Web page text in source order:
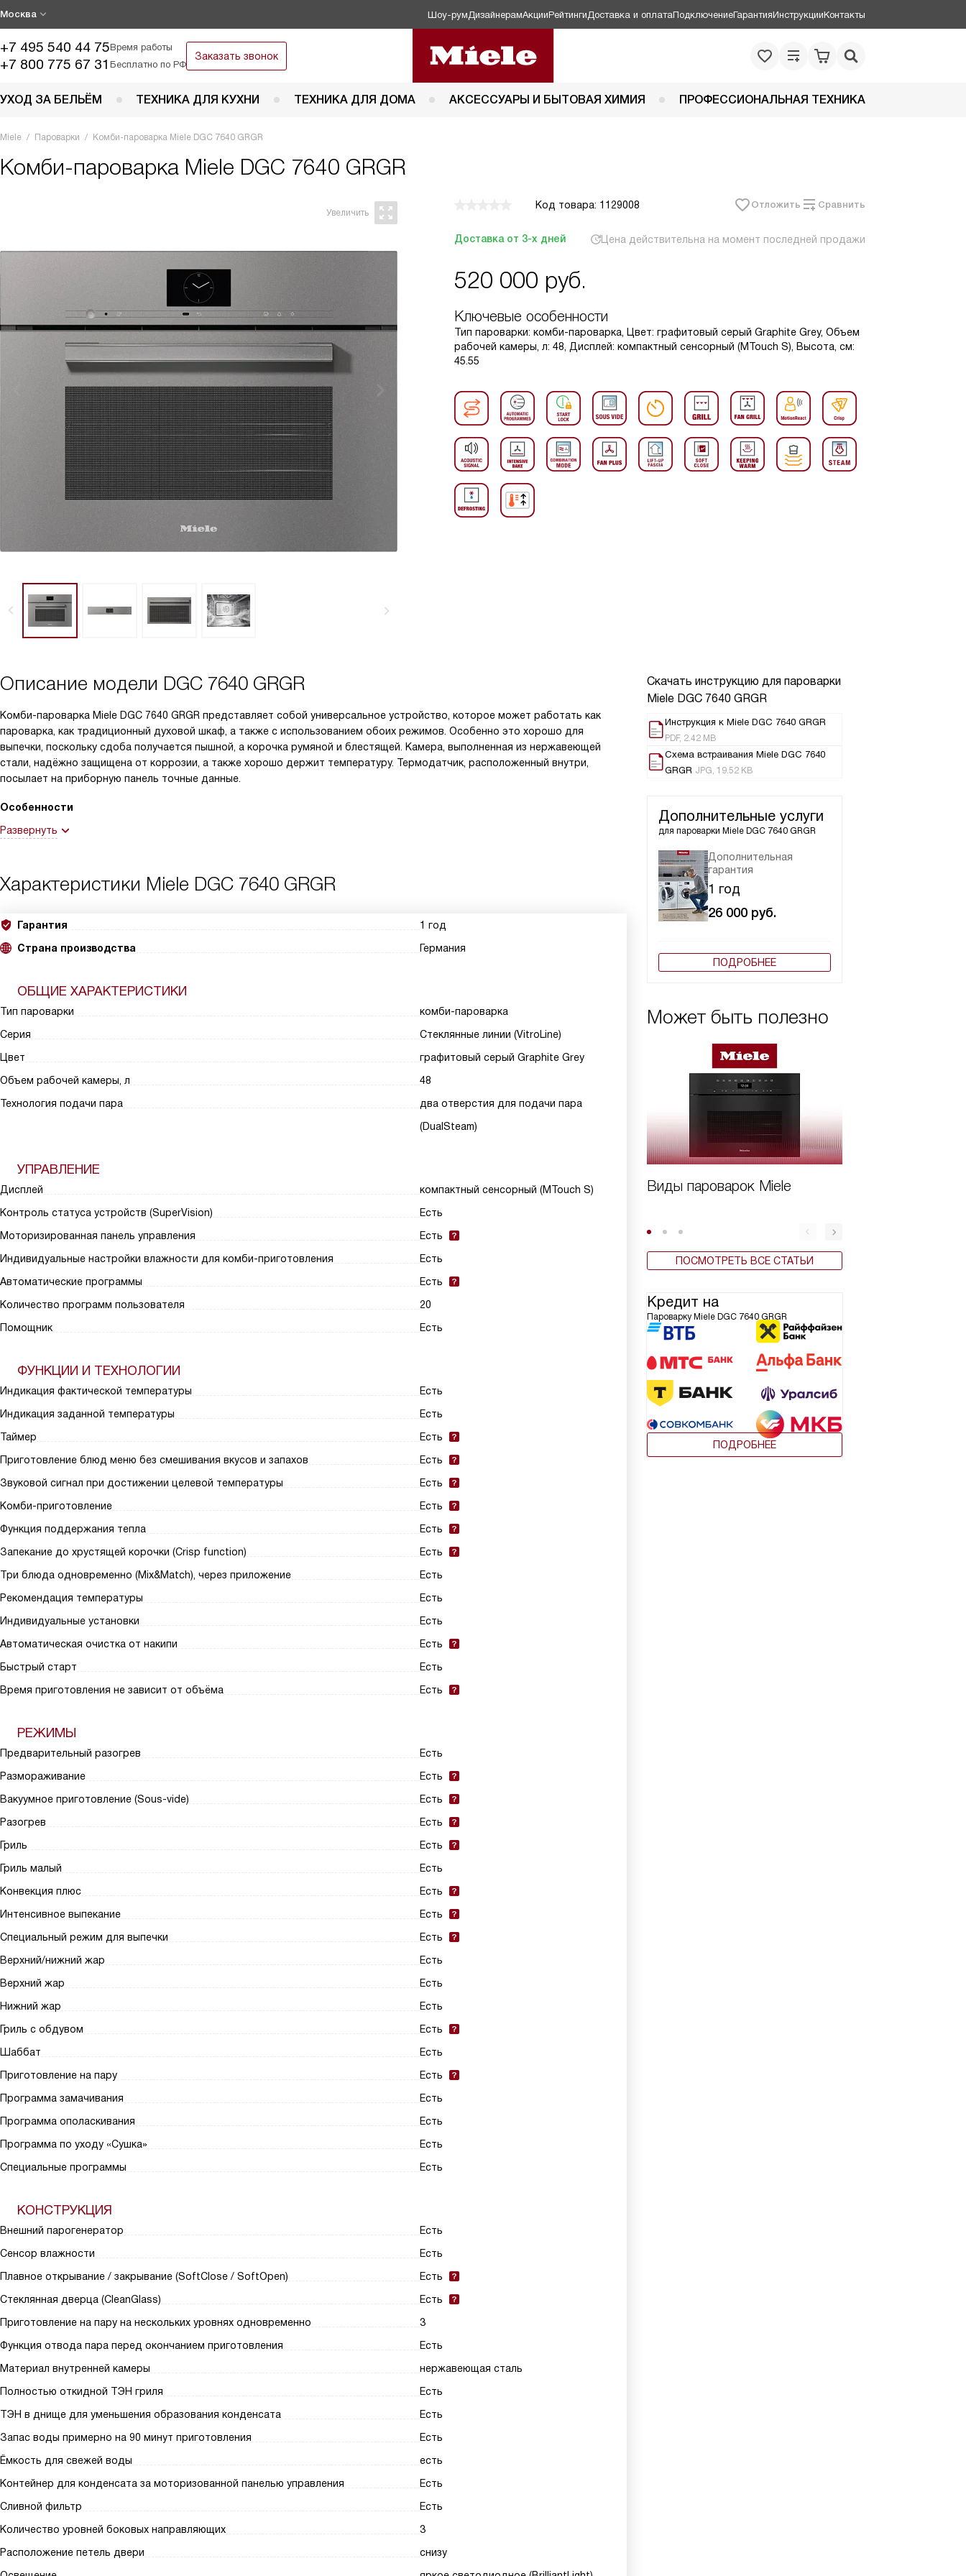
Москва Шоу-рум ДизайнерамАкцииРейтинги Доставка и оплатаПодключениеГарантияИнструкцииКонтакты
+7 495 540 44 75Время работы
+7 800 775 67 31 Бесплатно по РФ
Заказать звонок
УХОД ЗА БЕЛЬЁМ ТЕХНИКА ДЛЯ КУХНИ ТЕХНИКА ДЛЯ ДОМА АКСЕССУАРЫ И БЫТОВАЯ ХИМИЯ ПРОФЕССИОНАЛЬНАЯ ТЕХНИКА
Miele Пароварки Комби-пароварка Miele DGC 7640 GRGR
Комби-пароварка Miele DGC 7640 GRGR
Код товара: 1129008 Отложить Сравнить
Доставка от 3-х дней Цена действительна на момент последней продажи
520 000 руб.
Ключевые особенности
Тип пароварки: комби-пароварка, Цвет: графитовый серый Graphite Grey, Объем
рабочей камеры, л: 48, Дисплей: компактный сенсорный (MTouch S), Высота, см:
45.55
Скачать инструкцию для пароварки
Miele DGC 7640 GRGR
Инструкция к Miele DGC 7640 GRGR
PDF, 2.42 MB
Схема встраивания Miele DGC 7640
GRGR JPG, 19.52 KB
Дополнительные услуги
для пароварки Miele DGC 7640 GRGR
Дополнительная
гарантия
1 год
26 000 руб.
ПОДРОБНЕЕ
Может быть полезно
Виды пароварок Miele
ПОСМОТРЕТЬ ВСЕ СТАТЬИ
Кредит на
Пароварку Miele DGC 7640 GRGR
ПОДРОБНЕЕ
Описание модели DGC 7640 GRGR
Комби-пароварка Miele DGC 7640 GRGR представляет собой универсальное устройство, которое может работать как
пароварка, как традиционный духовой шкаф, а также с использованием обоих режимов. Особенно это хорошо для
выпечки, поскольку сдоба получается пышной, а корочка румяной и блестящей. Камера, выполненная из нержавеющей
стали, надёжно защищена от коррозии, а также хорошо держит температуру. Термодатчик, расположенный внутри,
посылает на приборную панель точные данные.
Особенности
Развернуть
Характеристики Miele DGC 7640 GRGR
Гарантия
1 год
Страна производства
Германия
ОБЩИЕ ХАРАКТЕРИСТИКИ
Тип пароварки
комби-пароварка
Серия
Стеклянные линии (VitroLine)
Цвет
графитовый серый Graphite Grey
Объем рабочей камеры, л
48
Технология подачи пара
два отверстия для подачи пара
(DualSteam)
УПРАВЛЕНИЕ
Дисплей
компактный сенсорный (MTouch S)
Контроль статуса устройств (SuperVision)
Есть
Моторизированная панель управления
Есть
Индивидуальные настройки влажности для комби-приготовления
Есть
Автоматические программы
Есть
Количество программ пользователя
20
Помощник
Есть
ФУНКЦИИ И ТЕХНОЛОГИИ
Индикация фактической температуры
Есть
Индикация заданной температуры
Есть
Таймер
Есть
Приготовление блюд меню без смешивания вкусов и запахов
Есть
Звуковой сигнал при достижении целевой температуры
Есть
Комби-приготовление
Есть
Функция поддержания тепла
Есть
Запекание до хрустящей корочки (Crisp function)
Есть
Три блюда одновременно (Mix&Match), через приложение
Есть
Рекомендация температуры
Есть
Индивидуальные установки
Есть
Автоматическая очистка от накипи
Есть
Быстрый старт
Есть
Время приготовления не зависит от объёма
Есть
РЕЖИМЫ
Предварительный разогрев
Есть
Размораживание
Есть
Вакуумное приготовление (Sous-vide)
Есть
Разогрев
Есть
Гриль
Есть
Гриль малый
Есть
Конвекция плюс
Есть
Интенсивное выпекание
Есть
Специальный режим для выпечки
Есть
Верхний/нижний жар
Есть
Верхний жар
Есть
Нижний жар
Есть
Гриль с обдувом
Есть
Шаббат
Есть
Приготовление на пару
Есть
Программа замачивания
Есть
Программа ополаскивания
Есть
Программа по уходу «Сушка»
Есть
Специальные программы
Есть
КОНСТРУКЦИЯ
Внешний парогенератор
Есть
Сенсор влажности
Есть
Плавное открывание / закрывание (SoftClose / SoftOpen)
Есть
Стеклянная дверца (CleanGlass)
Есть
Приготовление на пару на нескольких уровнях одновременно
3
Функция отвода пара перед окончанием приготовления
Есть
Материал внутренней камеры
нержавеющая сталь
Полностью откидной ТЭН гриля
Есть
ТЭН в днище для уменьшения образования конденсата
Есть
Запас воды примерно на 90 минут приготовления
Есть
Ёмкость для свежей воды
есть
Контейнер для конденсата за моторизованной панелью управления
Есть
Сливной фильтр
Есть
Количество уровней боковых направляющих
3
Расположение петель двери
снизу